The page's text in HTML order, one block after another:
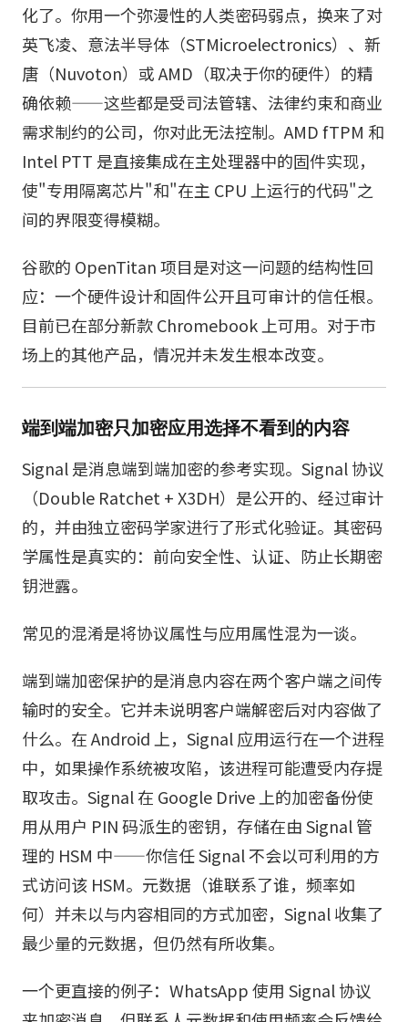
化了。你用一个弥漫性的人类密码弱点，换来了对
英飞凌、意法半导体（STMicroelectronics）、新
唐（Nuvoton）或 AMD（取决于你的硬件）的精
确依赖——这些都是受司法管辖、法律约束和商业
需求制约的公司，你对此无法控制。AMD fTPM 和
Intel PTT 是直接集成在主处理器中的固件实现，
使"专用隔离芯片"和"在主 CPU 上运行的代码"之
间的界限变得模糊。
谷歌的 OpenTitan 项目是对这一问题的结构性回
应：一个硬件设计和固件公开且可审计的信任根。
目前已在部分新款 Chromebook 上可用。对于市
场上的其他产品，情况并未发生根本改变。
端到端加密只加密应用选择不看到的内容
Signal 是消息端到端加密的参考实现。Signal 协议
（Double Ratchet + X3DH）是公开的、经过审计
的，并由独立密码学家进行了形式化验证。其密码
学属性是真实的：前向安全性、认证、防止长期密
钥泄露。
常见的混淆是将协议属性与应用属性混为一谈。
端到端加密保护的是消息内容在两个客户端之间传
输时的安全。它并未说明客户端解密后对内容做了
什么。在 Android 上，Signal 应用运行在一个进程
中，如果操作系统被攻陷，该进程可能遭受内存提
取攻击。Signal 在 Google Drive 上的加密备份使
用从用户 PIN 码派生的密钥，存储在由 Signal 管
理的 HSM 中——你信任 Signal 不会以可利用的方
式访问该 HSM。元数据（谁联系了谁，频率如
何）并未以与内容相同的方式加密，Signal 收集了
最少量的元数据，但仍然有所收集。
一个更直接的例子：WhatsApp 使用 Signal 协议